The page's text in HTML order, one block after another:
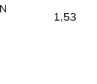
1,53